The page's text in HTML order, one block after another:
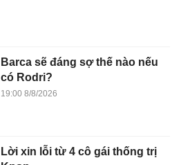
Barca sẽ đáng sợ thế nào nếu
có Rodri?
19:00 8/8/2026
Lời xin lỗi từ 4 cô gái thống trị